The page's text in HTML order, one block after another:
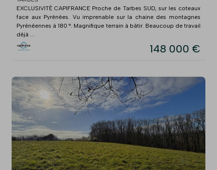
EXCLUSIVITÉ CAPIFRANCE Proche de Tarbes SUD, sur les coteaux
face aux Pyrénées. Vu imprenable sur la chaine des montagnes
Pyrénéennes à 180 °. Magnifique terrain à bâtir. Beaucoup de travail
déjà ...
148 000 €